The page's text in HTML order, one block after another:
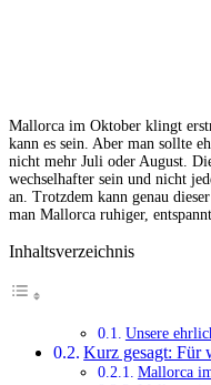
Mallorca im Oktober klingt
kann es sein. Aber man sollte
nicht mehr Juli oder August.
wechselhafter sein und nicht
an. Trotzdem kann genau
man Mallorca ruhiger,
Inhaltsverzeichnis
Unsere
Kurz gesagt: Für
Mallorca